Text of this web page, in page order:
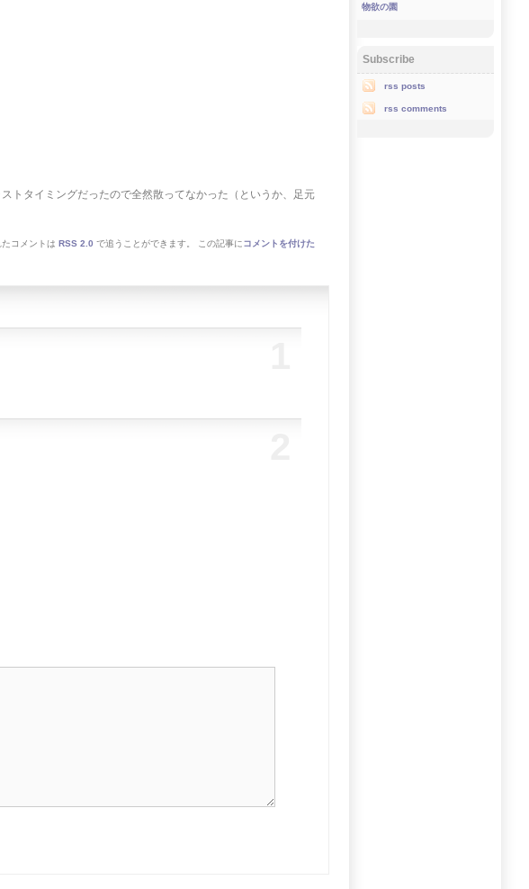
トタイミングだったので全然散ってなかった（というか、足元
コメントは RSS 2.0 で追うことができます。 この記事にコメントを付けた
物欲の園
Subscribe
rss posts
rss comments